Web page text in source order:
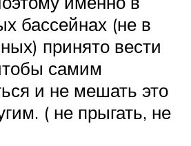
бассейнах (не в
принято вести
самим
и не мешать это
( не прыгать, не